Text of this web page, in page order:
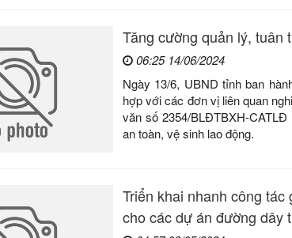
Tăng cường quản lý, tuân
06:25 14/06/2024
Ngày 13/6, UBND tỉnh ban
hợp với các đơn vị liên quan
văn số 2354/BLĐTBXH-
an toàn, vệ sinh lao động.
Triển khai nhanh công
cho các dự án đường dây